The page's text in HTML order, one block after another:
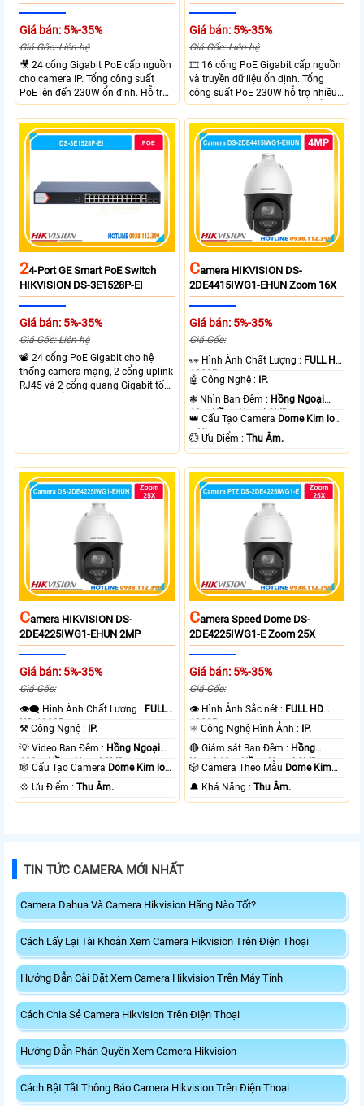
Giá bán: 5%-35%
Giá Gốc: Liên hệ
🎥 24 cổng Gigabit PoE cấp nguồn
cho camera IP. Tổng công suất
PoE lên đến 230W ổn định. Hỗ trợ
truyền PoE xa đến 300 mét. Băng
thông chuyển mạch đạt 68 Gbps
mạnh mẽ.
Giá bán: 5%-35%
Giá Gốc: Liên hệ
🎞 16 cổng PoE Gigabit cấp nguồn
và truyền dữ liệu ổn định. Tổng
công suất PoE 230W hỗ trợ nhiều
thiết bị cùng lúc. Tốc độ chuyển
mạch 68Gbps đảm bảo hiệu suất
cao ổn định. Hỗ trợ truyền PoE xa
lên đến 300m cho hệ thống
24-Port GE Smart PoE Switch
HIKVISION DS-3E1528P-EI
Giá bán: 5%-35%
Giá Gốc: Liên hệ
📽 24 cổng PoE Gigabit cho hệ
thống camera mạng, 2 cổng uplink
RJ45 và 2 cổng quang Gigabit tốc
CAmera HIKVISION DS-
2DE4415IWG1-EHUN Zoom 16X
Giá bán: 5%-35%
Giá Gốc:
️👀 Hình Ành Chất Lượng : FULL HD
1080P .
🤖️ Công Nghệ :
IP.
❃ Nhìn Ban Đêm : Hồng Ngoại
10m Hồng Ngoại SMD.
👑 Cấu Tạo Camera Dome Kim loại
+ Nhựa.
️💮 Ưu Điểm :Thu Âm.
CAmera HIKVISION DS-
2DE4225IWG1-EHUN 2MP
Giá bán: 5%-35%
Giá Gốc:
👁️‍🗨 Hình Ành Chất Lượng : FULL
HD 1080P .
⚒ Công Nghệ : IP.
💡 Video Ban Đêm : Hồng Ngoại
100m Hồng Ngoại SMD.
🕸️ Cấu Tạo Camera Dome Kim loại
+ Nhựa.
️💠 Ưu Điểm :Thu Âm.
CAmera Speed Dome DS-
2DE4225IWG1-E Zoom 25X
Giá bán: 5%-35%
Giá Gốc:
👁 Hình Ảnh Sắc nét : FULL HD
1080P .
⚛️ Công Nghệ Hình Ảnh : IP.
🔴 Giám sát Ban Đêm : Hồng
Ngoại 10m Hồng Ngoại SMD.
🎲 Camera Theo Mẫu Dome Kim
loại + Nhựa.
️🔔 Khả Năng :Thu Âm.
TIN TỨC CAMERA MỚI NHẤT
Camera Dahua Và Camera Hikvision Hãng Nào Tốt?
Cách Lấy Lại Tài Khoản Xem Camera Hikvision Trên Điện Thoại
Hướng Dẫn Cài Đặt Xem Camera Hikvision Trên Máy Tính
Cách Chia Sẻ Camera Hikvision Trên Điện Thoại
Hướng Dẫn Phân Quyền Xem Camera Hikvision
Cách Bật Tắt Thông Báo Camera Hikvision Trên Điện Thoại